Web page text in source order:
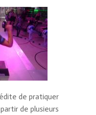
de pratiquer
de plusieurs